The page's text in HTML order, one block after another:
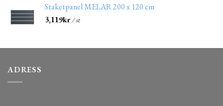
Staketpanel MELAR 200 x 120 cm
3,119kr/ st
ADRESS